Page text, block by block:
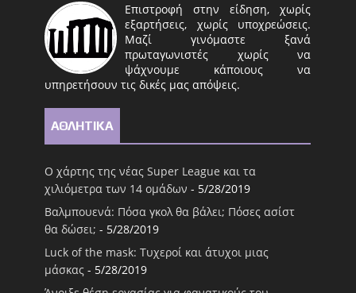
Επιστροφή στην είδηση, χωρίς
εξαρτήσεις, χωρίς υποχρεώσεις.
Μαζί γινόμαστε ξανά
πρωταγωνιστές χωρίς να
ψάχνουμε κάποιους να
υπηρετήσουν τις δικές μας απόψεις.
ΑΘΛΗΤΙΚΑ
Ο χάρτης της νέας Super League και τα
χιλιόμετρα των 14 ομάδων - 5/28/2019
Βαλμπουενά: Πόσα γκολ θα βάλει; Πόσες ασίστ
θα δώσει; - 5/28/2019
Luck of the mask: Τυχεροί και άτυχοι μιας
μάσκας - 5/28/2019